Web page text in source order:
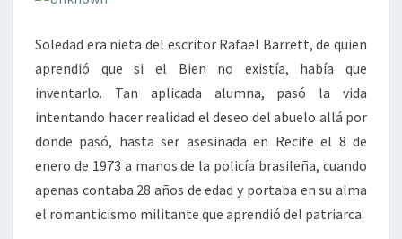
Soledad era nieta del escritor Rafael Barrett, de quien
aprendió que si el Bien no existía, había que
inventarlo. Tan aplicada alumna, pasó la vida
intentando hacer realidad el deseo del abuelo allá por
donde pasó, hasta ser asesinada en Recife el 8 de
enero de 1973 a manos de la policía brasileña, cuando
apenas contaba 28 años de edad y portaba en su alma
el romanticismo militante que aprendió del patriarca.